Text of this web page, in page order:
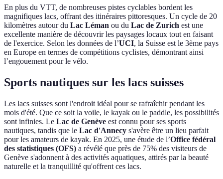
En plus du VTT, de nombreuses pistes cyclables bordent les
magnifiques lacs, offrant des itinéraires pittoresques. Un cycle de 20
kilomètres autour du Lac Léman ou du Lac de Zurich est une
excellente manière de découvrir les paysages locaux tout en faisant
de l'exercice. Selon les données de l’UCI, la Suisse est le 3ème pays
en Europe en termes de compétitions cyclistes, démontrant ainsi
l’engouement pour le vélo.
Sports nautiques sur les lacs suisses
Les lacs suisses sont l'endroit idéal pour se rafraîchir pendant les
mois d'été. Que ce soit la voile, le kayak ou le paddle, les possibilités
sont infinies. Le Lac de Genève est connu pour ses sports
nautiques, tandis que le Lac d'Annecy s'avère être un lieu parfait
pour les amateurs de kayak. En 2025, une étude de l’Office fédéral
des statistiques (OFS) a révélé que près de 75% des visiteurs de
Genève s'adonnent à des activités aquatiques, attirés par la beauté
naturelle et la tranquillité qu'offrent ces lacs.